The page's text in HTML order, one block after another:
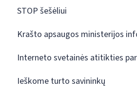
STOP šešėliui
Krašto apsaugos ministerijos
Interneto svetainės atitikties
Ieškome turto savininkų